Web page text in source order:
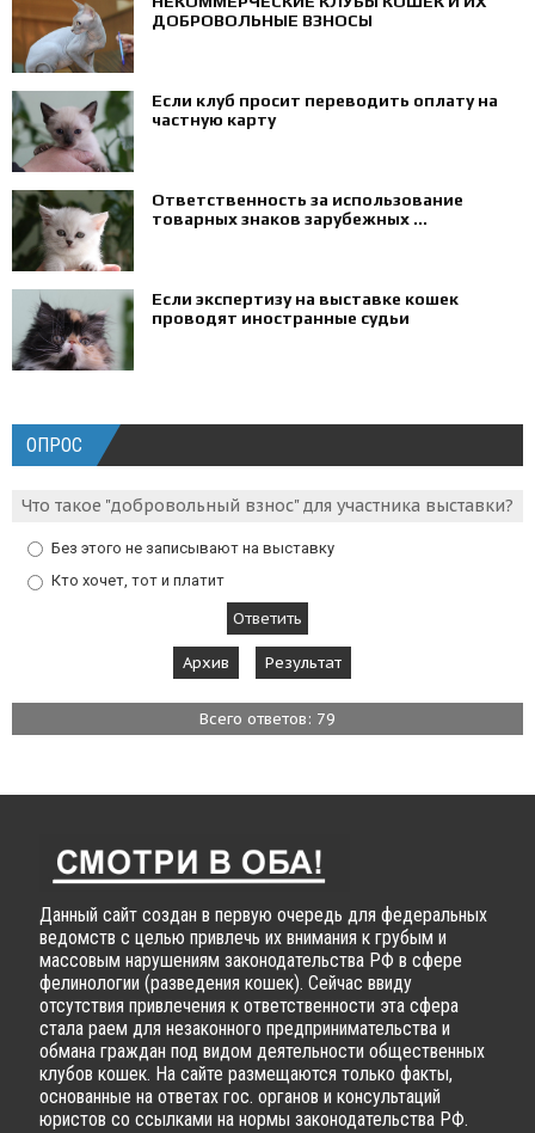
ДОБРОВОЛЬНЫЕ ВЗНОСЫ
Если клуб просит переводить оплату на
частную карту
Ответственность за использование
товарных знаков зарубежных ...
Если экспертизу на выставке кошек
проводят иностранные судьи
ОПРОС
Что такое "добровольный взнос" для участника выставки?
Без этого не записывают на выставку
Кто хочет, тот и платит
Архив Результат
Всего ответов: 79
Данный сайт создан в первую очередь для федеральных
ведомств с целью привлечь их внимания к грубым и
массовым нарушениям законодательства РФ в сфере
фелинологии (разведения кошек). Сейчас ввиду
отсутствия привлечения к ответственности эта сфера
стала раем для незаконного предпринимательства и
обмана граждан под видом деятельности общественных
клубов кошек. На сайте размещаются только факты,
основанные на ответах гос. органов и консультаций
юристов со ссылками на нормы законодательства РФ.